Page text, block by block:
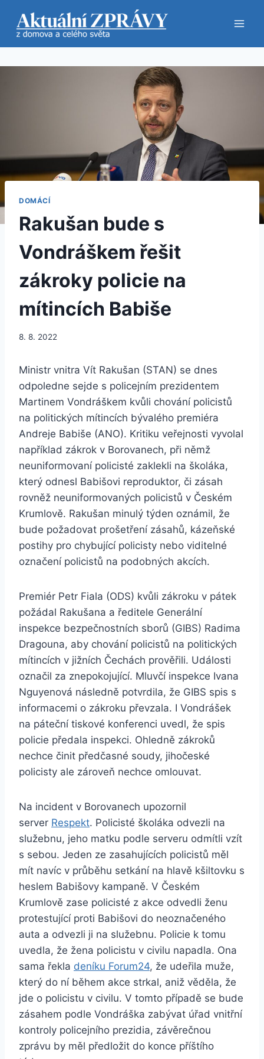
obsah
DOMÁCÍ
Rakušan bude s
Vondráškem řešit
zákroky policie na
mítincích Babiše
8. 8. 2022
Ministr vnitra Vít Rakušan (STAN) se dnes
odpoledne sejde s policejním prezidentem
Martinem Vondráškem kvůli chování policistů
na politických mítincích bývalého premiéra
Andreje Babiše (ANO). Kritiku veřejnosti vyvolal
například zákrok v Borovanech, při němž
neuniformovaní policisté zaklekli na školáka,
který odnesl Babišovi reproduktor, či zásah
rovněž neuniformovaných policistů v Českém
Krumlově. Rakušan minulý týden oznámil, že
bude požadovat prošetření zásahů, kázeňské
postihy pro chybující policisty nebo viditelné
označení policistů na podobných akcích.
Premiér Petr Fiala (ODS) kvůli zákroku v pátek
požádal Rakušana a ředitele Generální
inspekce bezpečnostních sborů (GIBS) Radima
Dragouna, aby chování policistů na politických
mítincích v jižních Čechách prověřili. Události
označil za znepokojující. Mluvčí inspekce Ivana
Nguyenová následně potvrdila, že GIBS spis s
informacemi o zákroku převzala. I Vondrášek
na páteční tiskové konferenci uvedl, že spis
policie předala inspekci. Ohledně zákroků
nechce činit předčasné soudy, jihočeské
policisty ale zároveň nechce omlouvat.
Na incident v Borovanech upozornil
server Respekt. Policisté školáka odvezli na
služebnu, jeho matku podle serveru odmítli vzít
s sebou. Jeden ze zasahujících policistů měl
mít navíc v průběhu setkání na hlavě kšiltovku s
heslem Babišovy kampaně. V Českém
Krumlově zase policisté z akce odvedli ženu
protestující proti Babišovi do neoznačeného
auta a odvezli ji na služebnu. Policie k tomu
uvedla, že žena policistu v civilu napadla. Ona
sama řekla deníku Forum24, že udeřila muže,
který do ní během akce strkal, aniž věděla, že
jde o policistu v civilu. V tomto případě se bude
zásahem podle Vondráška zabývat úřad vnitřní
kontroly policejního prezidia, závěrečnou
zprávu by měl předložit do konce příštího